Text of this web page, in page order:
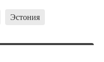
Эстония